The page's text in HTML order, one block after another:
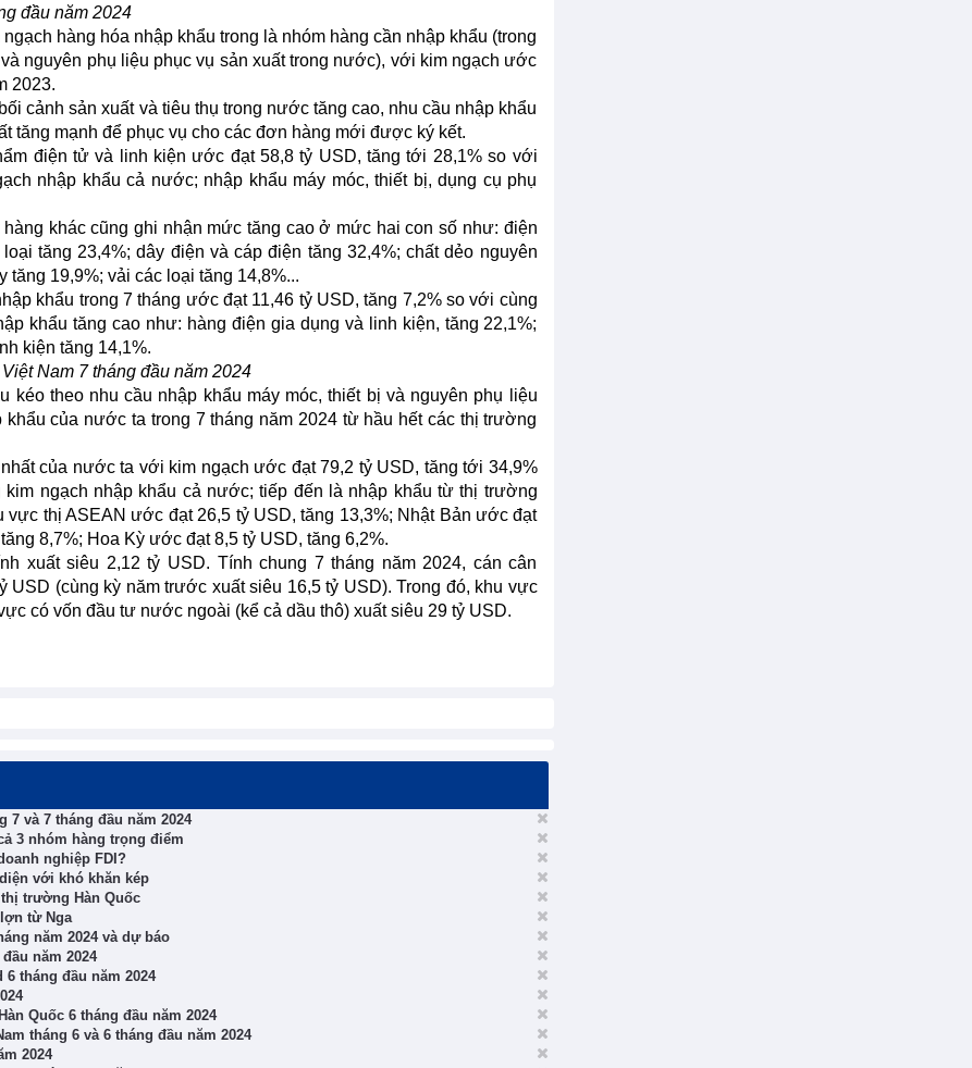
đầu năm 2024
hàng hóa nhập khẩu trong là nhóm hàng cần nhập khẩu (trong
nguyên phụ liệu phục vụ sản xuất trong nước), với kim ngạch ước
2023.
cảnh sản xuất và tiêu thụ trong nước tăng cao, nhu cầu nhập khẩu
tăng mạnh để phục vụ cho các đơn hàng mới được ký kết.
điện tử và linh kiện ước đạt 58,8 tỷ USD, tăng tới 28,1% so với
nhập khẩu cả nước; nhập khẩu máy móc, thiết bị, dụng cụ phụ
khác cũng ghi nhận mức tăng cao ở mức hai con số như: điện
tăng 23,4%; dây điện và cáp điện tăng 32,4%; chất dẻo nguyên
tăng 19,9%; vải các loại tăng 14,8%...
khẩu trong 7 tháng ước đạt 11,46 tỷ USD, tăng 7,2% so với cùng
khẩu tăng cao như: hàng điện gia dụng và linh kiện, tăng 22,1%;
kiện tăng 14,1%.
Nam 7 tháng đầu năm 2024
kéo theo nhu cầu nhập khẩu máy móc, thiết bị và nguyên phụ liệu
của nước ta trong 7 tháng năm 2024 từ hầu hết các thị trường
của nước ta với kim ngạch ước đạt 79,2 tỷ USD, tăng tới 34,9%
ngạch nhập khẩu cả nước; tiếp đến là nhập khẩu từ thị trường
vực thị ASEAN ước đạt 26,5 tỷ USD, tăng 13,3%; Nhật Bản ước đạt
8,7%; Hoa Kỳ ước đạt 8,5 tỷ USD, tăng 6,2%.
xuất siêu 2,12 tỷ USD. Tính chung 7 tháng năm 2024, cán cân
(cùng kỳ năm trước xuất siêu 16,5 tỷ USD). Trong đó, khu vực
có vốn đầu tư nước ngoài (kể cả dầu thô) xuất siêu 29 tỷ USD.
7 và 7 tháng đầu năm 2024
3 nhóm hàng trọng điểm
nghiệp FDI?
với khó khăn kép
trường Hàn Quốc
từ Nga
năm 2024 và dự báo
năm 2024
tháng đầu năm 2024
Quốc 6 tháng đầu năm 2024
tháng 6 và 6 tháng đầu năm 2024
2024